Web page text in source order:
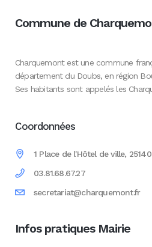
Commune de
Charquemont est une commune
département du Doubs, en région
Ses habitants sont appelés les
Coordonnées
1 Place de l'Hôtel de ville,
03.81.68.67.27
secretariat@charquemont.fr
Infos pratiques Mairie